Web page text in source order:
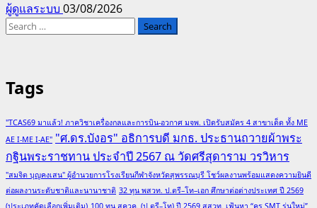
ผู้ดูแลระบบ 03/08/2026
Search
Tags
"TCAS69 มาแล้ว! ภาควิชาเครื่องกลและการบิน-อวกาศ มจพ. เปิดรับสมัคร 4 สาขาเด็ด ทั้ง ME
AE I-ME I-AE" "ศ.ดร.บังอร" อธิการบดี มกธ. ประธานถวายผ้าพระ
กฐินพระราชทาน ประจำปี 2567 ณ วัดศรีสุดาราม วรวิหาร
"สมจิต บุญคงเสน" ผู้อำนวยการโรงเรียนกีฬาจังหวัดสุพรรณบุรี โชว์ผลงานพร้อมแสดงความยินดี
ต่อผลงานระดับชาติและนานาชาติ 32 ทุน พสวท. ป.ตรี–โท–เอก ศึกษาต่อต่างประเทศ ปี 2569
(ประเภทคัดเลือกเพิ่มเติม) 100 ทุน สควค. (ป.ตรี–โท) ปี 2569 สสวท. เฟ้นหา “ครู SMT รุ่นใหม่”